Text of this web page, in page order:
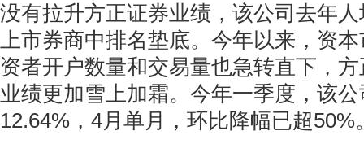
没有拉升方正证券业绩，该公司去年
上市券商中排名垫底。今年以来，资
资者开户数量和交易量也急转直下，
业绩更加雪上加霜。今年一季度，该
12.64%，4月单月，环比降幅已超50%